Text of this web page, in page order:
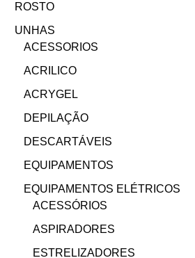
ROSTO
UNHAS
ACESSORIOS
ACRILICO
ACRYGEL
DEPILAÇÃO
DESCARTÁVEIS
EQUIPAMENTOS
EQUIPAMENTOS ELÉTRICOS
ACESSÓRIOS
ASPIRADORES
ESTRELIZADORES